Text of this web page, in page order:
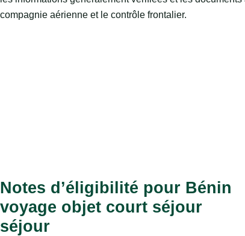
compagnie aérienne et le contrôle frontalier.
Notes d’éligibilité pour Bénin
voyage objet court séjour
séjour